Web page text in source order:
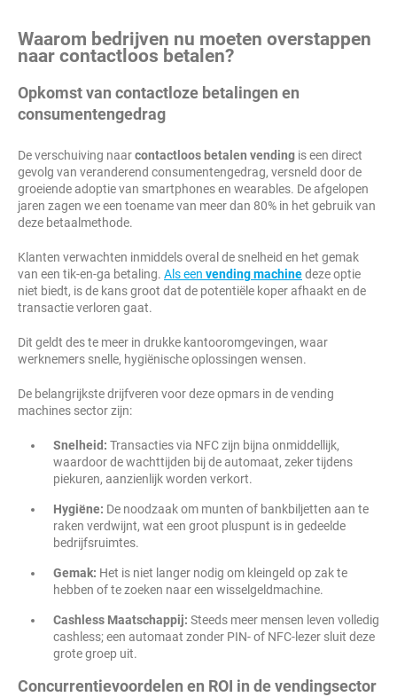
Waarom bedrijven nu moeten overstappen
naar contactloos betalen?
Opkomst van contactloze betalingen en
consumentengedrag
De verschuiving naarcontactloos betalen vending is een direct
gevolg van veranderend consumentengedrag, versneld door de
groeiende adoptie van smartphones en wearables. De afgelopen
jaren zagen we een toename van meer dan 80% in het gebruik van
deze betaalmethode.
Klanten verwachten inmiddels overal de snelheid en het gemak
van een tik-en-ga betaling. Als een vending machinedeze optie
niet biedt, is de kans groot dat de potentiële koper afhaakt en de
transactie verloren gaat.
Dit geldt des te meer in drukke kantooromgevingen, waar
werknemers snelle, hygiënische oplossingen wensen.
De belangrijkste drijfveren voor deze opmars in de vending
machines sector zijn:
Snelheid: Transacties via NFC zijn bijna onmiddellijk,
waardoor de wachttijden bij de automaat, zeker tijdens
piekuren, aanzienlijk worden verkort.
Hygiëne: De noodzaak om munten of bankbiljetten aan te
raken verdwijnt, wat een groot pluspunt is in gedeelde
bedrijfsruimtes.
Gemak: Het is niet langer nodig om kleingeld op zak te
hebben of te zoeken naar een wisselgeldmachine.
Cashless Maatschappij: Steeds meer mensen leven volledig
cashless; een automaat zonder PIN- of NFC-lezer sluit deze
grote groep uit.
Concurrentievoordelen en ROI in de vendingsector